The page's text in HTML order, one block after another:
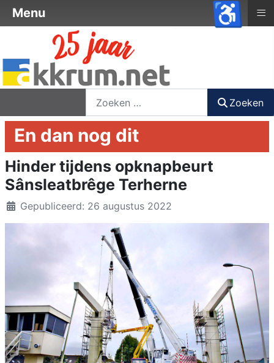
Zoeken
En dan nog dit
Hinder tijdens opknapbeurt
Sânsleatbrêge Terherne
DetailsGepubliceerd: 26 augustus 2022
Menu ≡
♿